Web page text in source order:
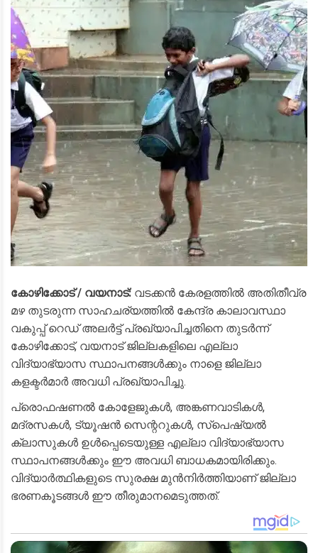
കോഴിക്കോട് / വയനാട്: വടക്കൻ കേരളത്തിൽ അതിതീവ്ര
മഴ തുടരുന്ന സാഹചര്യത്തിൽ കേന്ദ്ര കാലാവസ്ഥാ
വകുപ്പ് റെഡ് അലർട്ട് പ്രഖ്യാപിച്ചതിനെ തുടർന്ന്
കോഴിക്കോട്, വയനാട് ജില്ലകളിലെ എല്ലാ
വിദ്യാഭ്യാസ സ്ഥാപനങ്ങൾക്കും നാളെ ജില്ലാ
കളക്ടർമാർ അവധി പ്രഖ്യാപിച്ചു.
​പ്രൊഫഷണൽ കോളേജുകൾ, അങ്കണവാടികൾ,
മദ്രസകൾ, ട്യൂഷൻ സെന്ററുകൾ, സ്പെഷ്യൽ
ക്ലാസുകൾ ഉൾപ്പെടെയുള്ള എല്ലാ വിദ്യാഭ്യാസ
സ്ഥാപനങ്ങൾക്കും ഈ അവധി ബാധകമായിരിക്കും.
വിദ്യാർത്ഥികളുടെ സുരക്ഷ മുൻനിർത്തിയാണ് ജില്ലാ
ഭരണകൂടങ്ങൾ ഈ തീരുമാനമെടുത്തത്.